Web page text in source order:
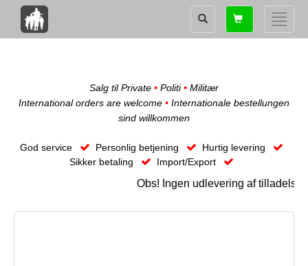
Toggle
Shopping
card
Salg til Private • Politi• Militær
International orders are welcome • Internationale bestellungen
sind willkommen
God service Personlig betjening
Hurtig levering
Sikker betaling
Import/Export
Obs! Ingen udlevering af